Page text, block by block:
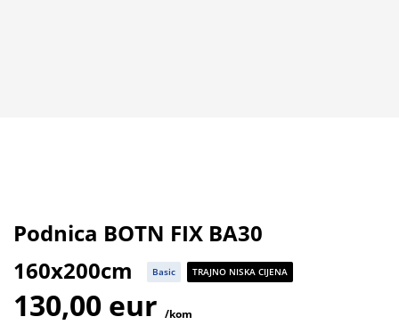
Podnica BOTN FIX BA30
160x200cm
Basic TRAJNO NISKA CIJENA
130,00 eur /kom